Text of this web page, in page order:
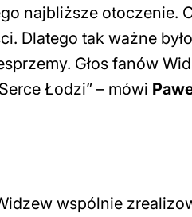
najbliższe otoczenie.
Dlatego tak ważne
Głos fanów
Łodzi” – mówi
wspólnie